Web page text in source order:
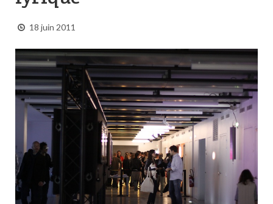
STREET ART
MW SHIFT
DAILY CITY
CONTACT
18 juin 2011